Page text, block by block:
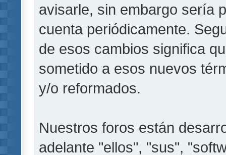
avisarle, sin embargo sería
cuenta periódicamente.
de esos cambios significa
sometido a esos nuevos
y/o reformados.
Nuestros foros están
adelante "ellos", "sus",